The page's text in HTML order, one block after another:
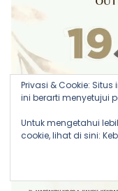
Privasi & Cookie:
ini berarti menyetujui
Untuk mengetahui
cookie, lihat di sini: